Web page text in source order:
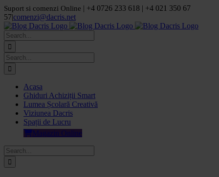
Skip
to
content
Suport si comenzi Online | +4 0726 233 618 | +4 021 350 67
57|comenzi@dacris.net
Facebook
LinkedIn
YouTube
Pinterest
Search
for:
Search
for:
Acasa
Ghiduri Achiziții Smart
Lumea Școlară Creativă
Viziunea Dacris
Spații de Lucru
Magazin Online
Search
for: